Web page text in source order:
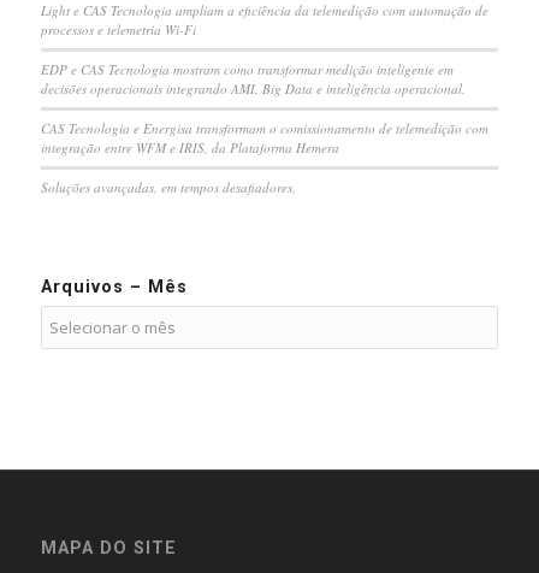
Light e CAS Tecnologia ampliam a eficiência da telemedição com automação de
processos e telemetria Wi-Fi
EDP e CAS Tecnologia mostram como transformar medição inteligente em
decisões operacionais integrando AMI, Big Data e inteligência operacional.
CAS Tecnologia e Energisa transformam o comissionamento de telemedição com
integração entre WFM e IRIS, da Plataforma Hemera
Soluções avançadas, em tempos desafiadores.
Arquivos – Mês
MAPA DO SITE